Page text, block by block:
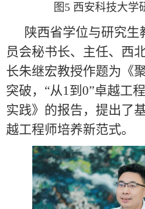
图5 西安科技大学
陕西省学位与研究
员会秘书长、主任、西
长朱继宏教授作题为《
突破，“从1到0”卓越工
实践》的报告，提出了
越工程师培养新范式。